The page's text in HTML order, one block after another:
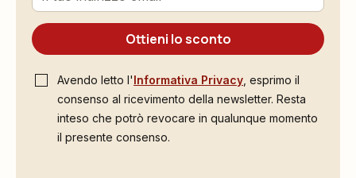
Ottieni lo sconto
Avendo letto l'Informativa Privacy , esprimo il
consenso al ricevimento della newsletter. Resta
inteso che potrò revocare in qualunque momento
il presente consenso.